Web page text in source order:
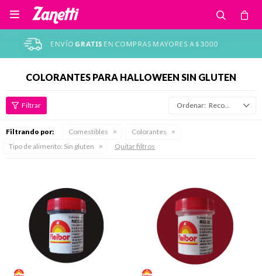

COLORANTES PARA HALLOWEEN SIN GLUTEN
Recomendados
Filtrando por: Comestibles
Colorantes
Tipo de alimento: Sin gluten Quitar filtros